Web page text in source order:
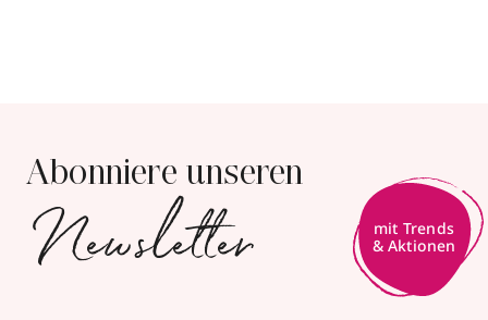
Abonniere unseren
Newsletter
mit Trends
& Aktionen